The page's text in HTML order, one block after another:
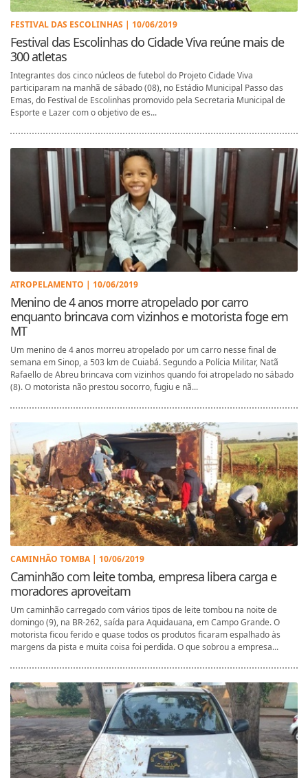
FESTIVAL DAS ESCOLINHAS | 10/06/2019
Festival das Escolinhas do Cidade Viva reúne mais de
300 atletas
Integrantes dos cinco núcleos de futebol do Projeto Cidade Viva
participaram na manhã de sábado (08), no Estádio Municipal Passo das
Emas, do Festival de Escolinhas promovido pela Secretaria Municipal de
Esporte e Lazer com o objetivo de es...
ATROPELAMENTO | 10/06/2019
Menino de 4 anos morre atropelado por carro
enquanto brincava com vizinhos e motorista foge em
MT
Um menino de 4 anos morreu atropelado por um carro nesse final de
semana em Sinop, a 503 km de Cuiabá. Segundo a Polícia Militar, Natã
Rafaello de Abreu brincava com vizinhos quando foi atropelado no sábado
(8). O motorista não prestou socorro, fugiu e nã...
CAMINHÃO TOMBA | 10/06/2019
Caminhão com leite tomba, empresa libera carga e
moradores aproveitam
Um caminhão carregado com vários tipos de leite tombou na noite de
domingo (9), na BR-262, saída para Aquidauana, em Campo Grande. O
motorista ficou ferido e quase todos os produtos ficaram espalhado às
margens da pista e muita coisa foi perdida. O que sobrou a empresa...